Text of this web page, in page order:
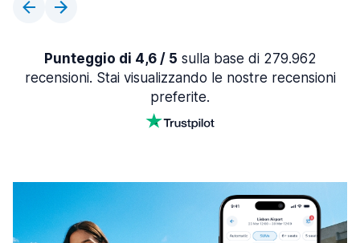
Punteggio di 4,6 / 5 sulla base di 279.962
recensioni. Stai visualizzando le nostre recensioni
preferite.